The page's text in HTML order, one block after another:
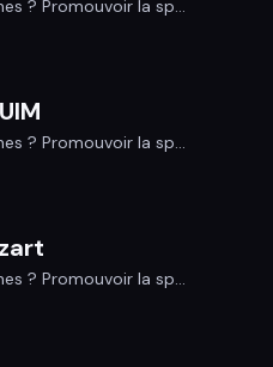
? Promouvoir la sp...
? Promouvoir la sp...
? Promouvoir la sp...